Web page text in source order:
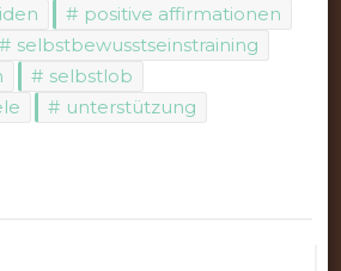
positive affirmationen
selbstbewusstseinstraining
selbstlob
unterstützung